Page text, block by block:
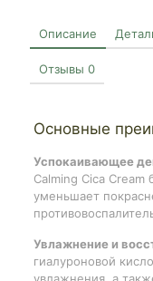
Описание
Отзывы 0
Основные
Успокаивающее
Calming Cica
уменьшает
Увлажнение и
гиалуроновой
увлажнения, а